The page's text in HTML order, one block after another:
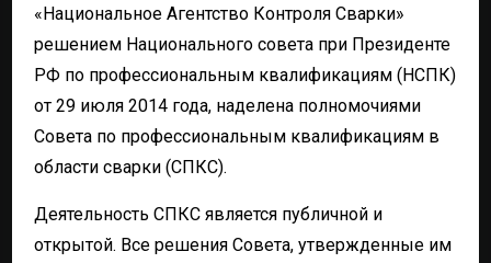
«Национальное Агентство Контроля Сварки»
решением Национального совета при Президенте
РФ по профессиональным квалификациям (НСПК)
от 29 июля 2014 года, наделена полномочиями
Совета по профессиональным квалификациям в
области сварки (СПКС).
Деятельность СПКС является публичной и
открытой. Все решения Совета, утвержденные им